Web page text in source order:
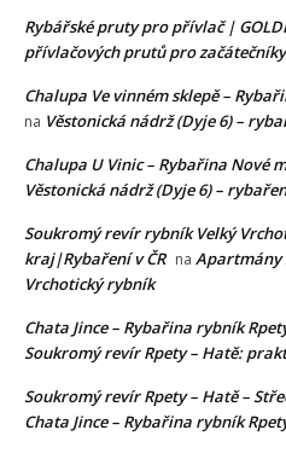
Rybářské pruty pro přívlač |
přívlačových prutů pro
Chalupa Ve vinném sklepě –
na Věstonická nádrž (Dyje 6) –
Chalupa U Vinic – Rybařina Nové
Věstonická nádrž (Dyje 6) –
Soukromý revír rybník Velký
kraj|Rybaření v ČR na Apartmány
Vrchotický rybník
Chata Jince – Rybařina rybník
Soukromý revír Rpety – Hatě:
Soukromý revír Rpety – Hatě –
Chata Jince – Rybařina rybník